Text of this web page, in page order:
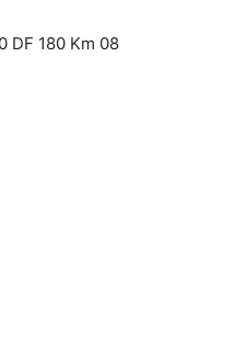
DF 180 Km 08